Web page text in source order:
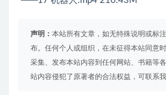
声明： 本站所有文章，如无特殊说明或标
布。任何个人或组织，在未征得本站同意
采集、发布本站内容到任何网站、书籍等
站内容侵犯了原著者的合法权益，可联系我